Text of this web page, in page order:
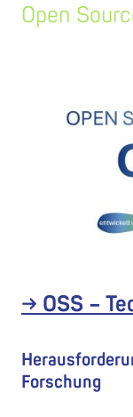
Open
→ OSS –
Forschung